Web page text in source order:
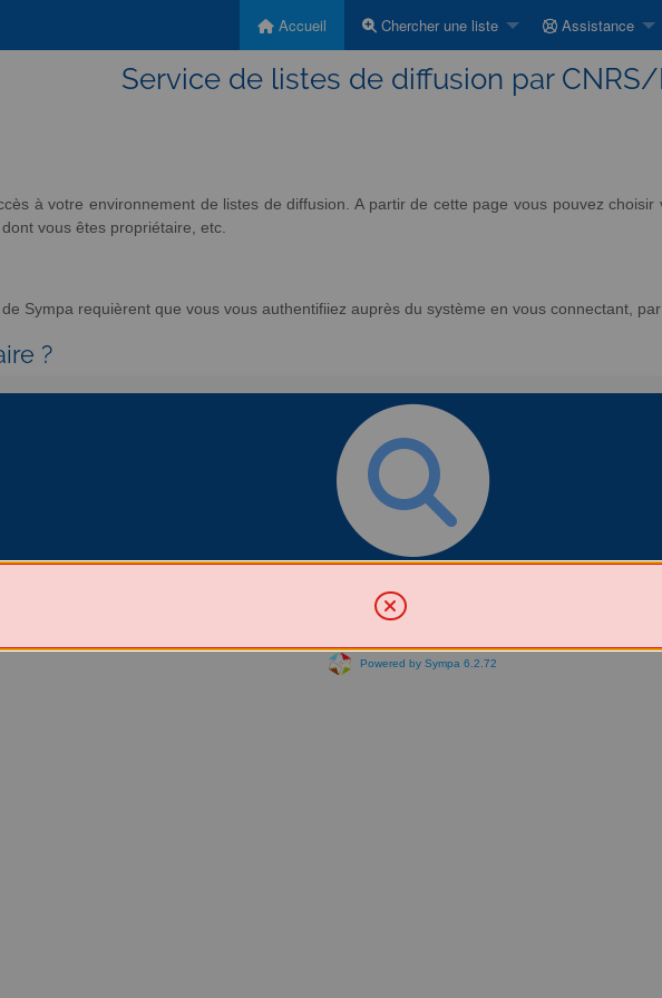
Accueil Chercher une liste Assistance
Service de listes de diffusion par CNRS/
à votre environnement de listes de diffusion. A partir de cette page vous pouvez
vous êtes propriétaire, etc.
Sympa requièrent que vous vous authentifiiez auprès du système en vous connectant,
?
Powered by Sympa 6.2.72